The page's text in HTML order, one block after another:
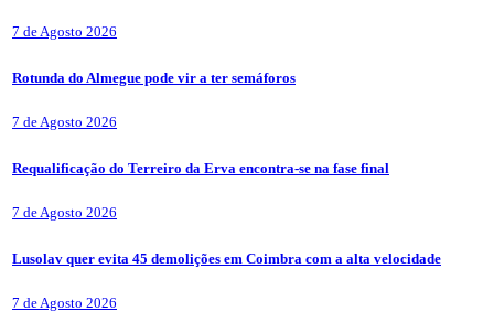
7 de Agosto 2026
Rotunda do Almegue pode vir a ter semáforos
7 de Agosto 2026
Requalificação do Terreiro da Erva encontra-se na fase final
7 de Agosto 2026
Lusolav quer evita 45 demolições em Coimbra com a alta velocidade
7 de Agosto 2026